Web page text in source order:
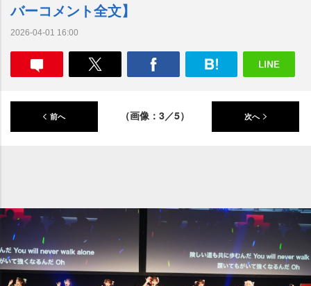
バーコメント全文】
2026-04-01 16:00
前へ （画像：3／5） 次へ